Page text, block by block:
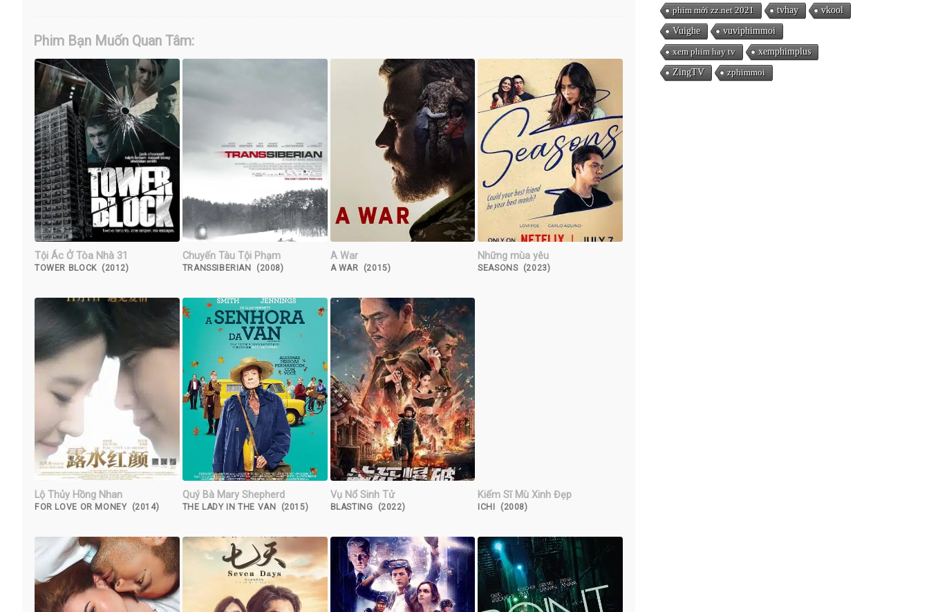
Phim Bạn Muốn Quan Tâm:
Tội Ác Ở Tòa Nhà 31
TOWER BLOCK (2012)
Chuyến Tàu Tội Phạm
TRANSSIBERIAN (2008)
A War
A WAR (2015)
Những mùa yêu
SEASONS (2023)
Lộ Thủy Hồng Nhan
FOR LOVE OR MONEY (2014)
Quý Bà Mary Shepherd
THE LADY IN THE VAN (2015)
Vụ Nổ Sinh Tử
BLASTING (2022)
Kiếm Sĩ Mù Xinh Đẹp
ICHI (2008)
phim mới zz.net 2021 tvhay
vkool
Vuighe
vuviphimmoi
xem phim hay tv
xemphimplus
ZingTV
zphimmoi